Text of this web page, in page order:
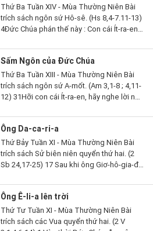
Thứ Ba Tuần XIV - Mùa Thường Niên Bài
trích sách ngôn sứ Hô-sê. (Hs 8,4-7.11-13)
4Đức Chúa phán thế này : Con cái Ít-ra-en
tôn làm lãnh tụ kẻ Ta không biết,...
Sấm Ngôn của Đức Chúa
Thứ Ba Tuần XIII - Mùa Thường Niên Bài
trích sách ngôn sứ A-mốt. (Am 3,1-8 ; 4,11-
12) 31Hỡi con cái Ít-ra-en, hãy nghe lời này,
cáo toàn thể thị...
Ông Da-ca-ri-a
Thứ Bảy Tuần XI - Mùa Thường Niên Bài
trích sách Sử biên niên quyển thứ hai. (2
Sb 24,17-25) 17 Sau khi ông Giơ-hô-gia-đa
nhà vua và lúc ấy nhà vua...
Ông Ê-li-a lên trời
Thứ Tư Tuần XI - Mùa Thường Niên Bài
trích sách các Vua quyển thứ hai. (2 V